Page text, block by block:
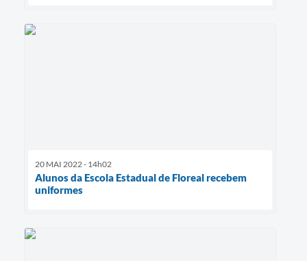
20 MAI 2022 - 14h02
Alunos da Escola Estadual de Floreal recebem
uniformes